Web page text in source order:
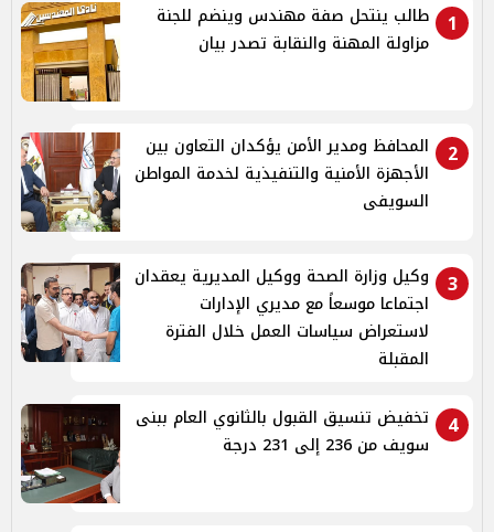
1
طالب ينتحل صفة مهندس وينضم للجنة
مزاولة المهنة والنقابة تصدر بيان
2
المحافظ ومدير الأمن يؤكدان التعاون بين
الأجهزة الأمنية والتنفيذية لخدمة المواطن
السويفى
3
وكيل وزارة الصحة ووكيل المديرية يعقدان
اجتماعا موسعاً مع مديري الإدارات
لاستعراض سياسات العمل خلال الفترة
المقبلة
4
تخفيض تنسيق القبول بالثانوي العام ببنى
سويف من 236 إلى 231 درجة